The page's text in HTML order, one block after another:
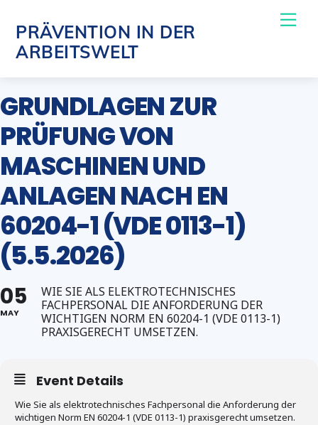
content
PRÄVENTION IN DER
ARBEITSWELT
GRUNDLAGEN ZUR
PRÜFUNG VON
MASCHINEN UND
ANLAGEN NACH EN
60204-1 (VDE 0113-1)
(5.5.2026)
05
MAY
WIE SIE ALS ELEKTROTECHNISCHES
FACHPERSONAL DIE ANFORDERUNG DER
WICHTIGEN NORM EN 60204-1 (VDE 0113-1)
PRAXISGERECHT UMSETZEN.
Event Details
Wie Sie als elektrotechnisches Fachpersonal die Anforderung der
wichtigen Norm EN 60204-1 (VDE 0113-1) praxisgerecht umsetzen.